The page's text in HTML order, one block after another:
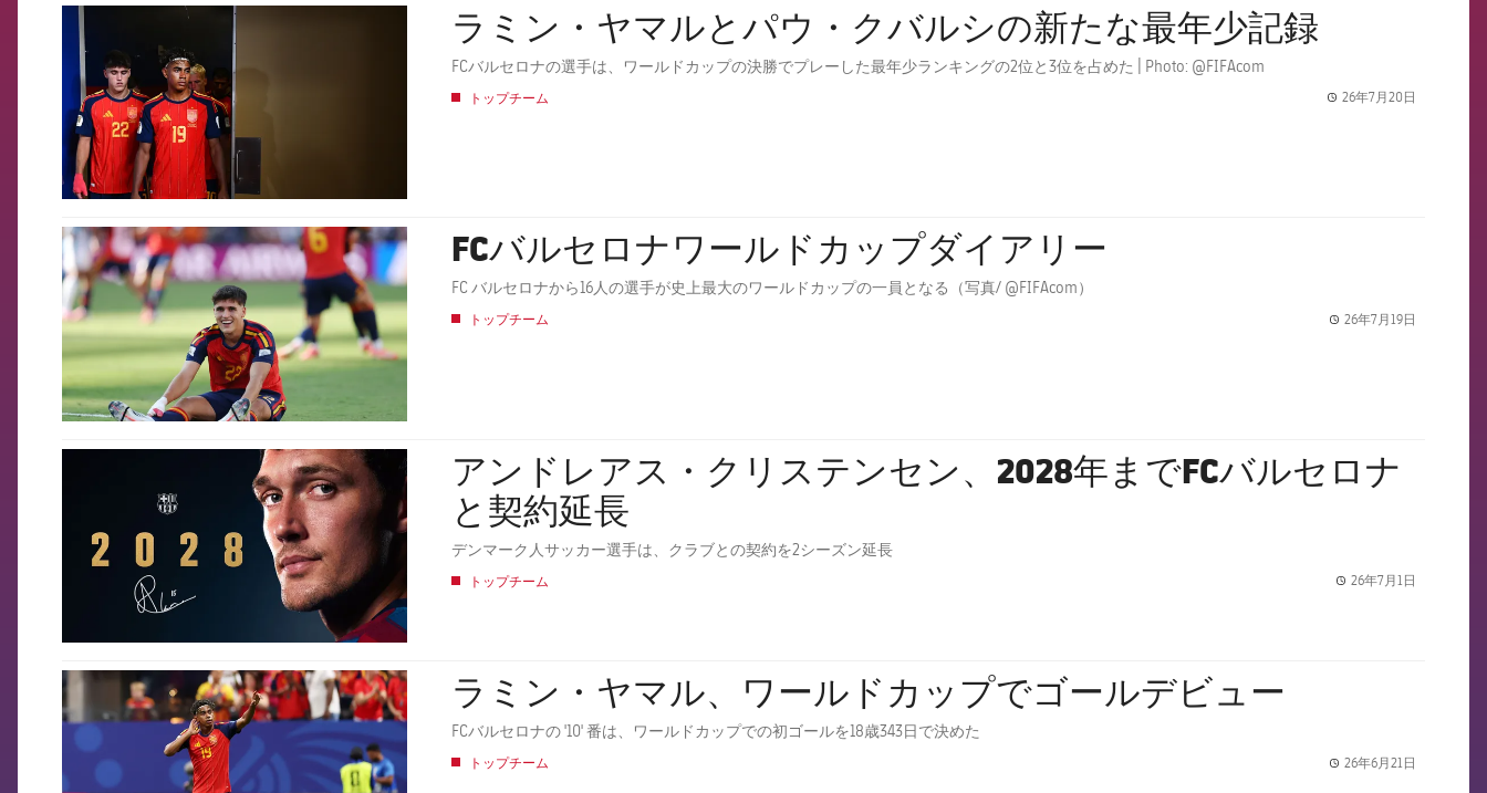
FCB Barcelona badge ラミン・ヤマルとパウ・クバルシの新たな最年少記録
FCバルセロナの選手は、ワールドカップの決勝でプレーした最年少ランキングの2位と3位を占めた | Photo: @FIFAcom
トップチーム 26年7月20日
FCB Barcelona badge FCバルセロナワールドカップダイアリー
FC バルセロナから16人の選手が史上最大のワールドカップの一員となる（写真/ @FIFAcom）
トップチーム 26年7月19日
アンドレアス・クリステンセン、2028年までFCバルセロナ
と契約延長
デンマーク人サッカー選手は、クラブとの契約を2シーズン延長
トップチーム 26年7月1日
FCB Barcelona badge ラミン・ヤマル、ワールドカップでゴールデビュー
FCバルセロナの '10' 番は、ワールドカップでの初ゴールを18歳343日で決めた
トップチーム 26年6月21日